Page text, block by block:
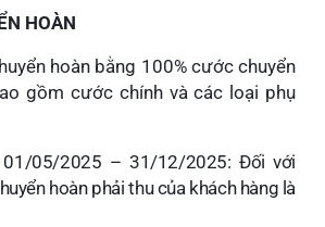
HOÀN
hoàn bằng 100% cước chuyển
gồm cước chính và các loại phụ
05/2025 – 31/12/2025: Đối với
hoàn phải thu của khách hàng là